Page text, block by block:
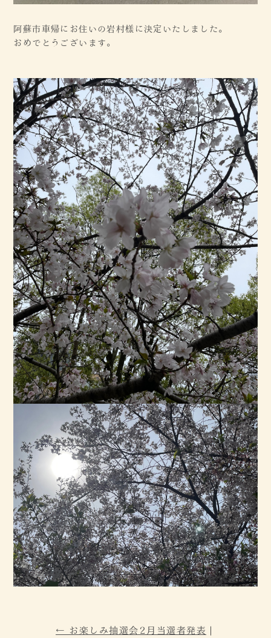
阿蘇市車帰にお住いの岩村様に決定いたしました。
おめでとうございます。
← お楽しみ抽選会2月当選者発表